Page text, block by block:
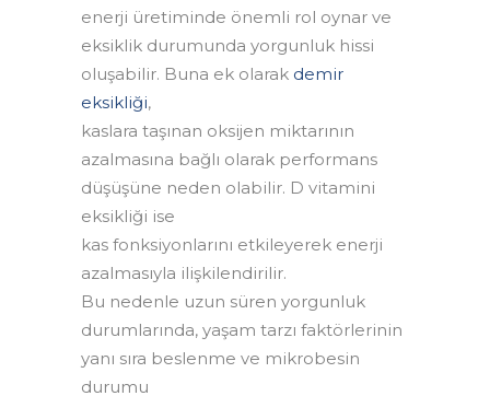
enerji üretiminde önemli rol oynar ve
eksiklik durumunda yorgunluk hissi
oluşabilir. Buna ek olarak demir
eksikliği,
kaslara taşınan oksijen miktarının
azalmasına bağlı olarak performans
düşüşüne neden olabilir. D vitamini
eksikliği ise
kas fonksiyonlarını etkileyerek enerji
azalmasıyla ilişkilendirilir.
Bu nedenle uzun süren yorgunluk
durumlarında, yaşam tarzı faktörlerinin
yanı sıra beslenme ve mikrobesin
durumu